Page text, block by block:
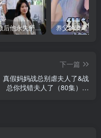
假戏真做后他永失所爱（60集）程澄＆杨珞仟
下一篇
真假妈妈战总别虐夫人了&战
总你找错夫人了（80集）张